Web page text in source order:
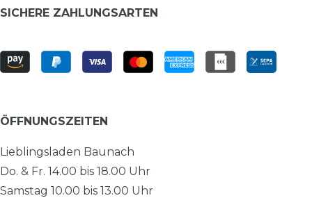
SICHERE ZAHLUNGSARTEN
ÖFFNUNGSZEITEN
Lieblingsladen Baunach
Do. & Fr. 14.00 bis 18.00 Uhr
Samstag 10.00 bis 13.00 Uhr